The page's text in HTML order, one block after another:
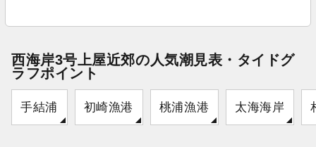
西海岸3号上屋近郊の人気潮見表・タイドグ
ラフポイント
手結浦 初崎漁港 桃浦漁港 太海海岸